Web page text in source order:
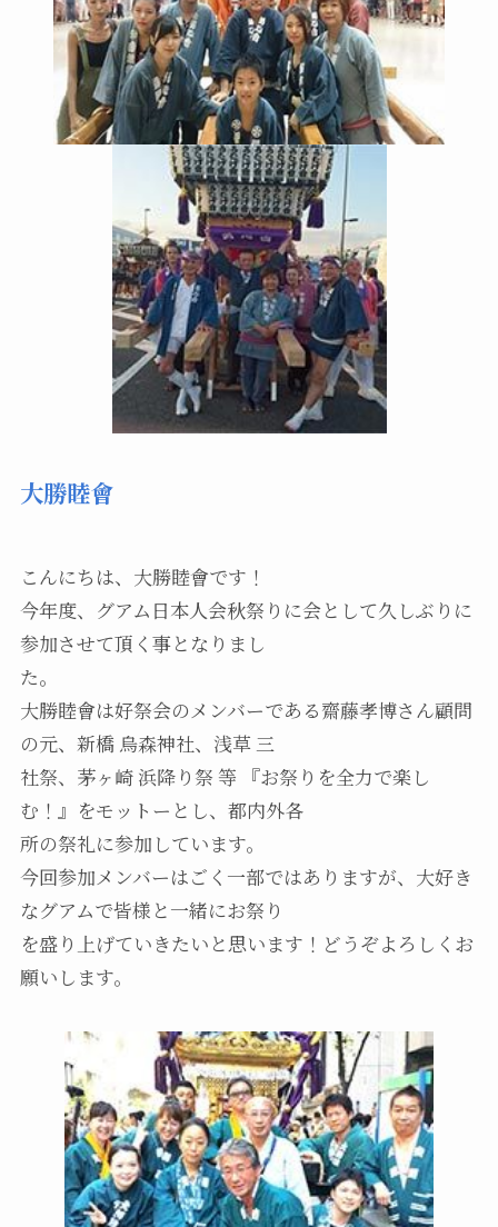
大勝睦會
こんにちは、大勝睦會です！
今年度、グアム日本人会秋祭りに会として久しぶりに
参加させて頂く事となりまし
た。
大勝睦會は好祭会のメンバーである齋藤孝博さん顧問
の元、新橋 烏森神社、浅草 三
社祭、茅ヶ崎 浜降り祭 等 『お祭りを全力で楽し
む！』をモットーとし、都内外各
所の祭礼に参加しています。
今回参加メンバーはごく一部ではありますが、大好き
なグアムで皆様と一緒にお祭り
を盛り上げていきたいと思います！どうぞよろしくお
願いします。